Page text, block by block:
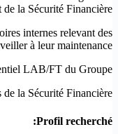
la Sécurité Financière,
internes relevant des
à leur maintenance,
LAB/FT du Groupe,
la Sécurité Financière.
Profil recherché: